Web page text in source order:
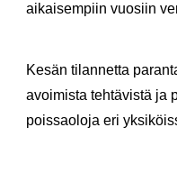
ai­kai­sem­piin vuo­siin
Kesän ti­lan­net­ta
avoi­mis­ta teh­tä­vis­tä ja
pois­sao­lo­ja eri